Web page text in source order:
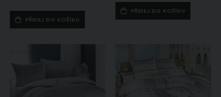
PŘIDEJ DO KOŠÍKU
PŘIDEJ DO KOŠÍKU